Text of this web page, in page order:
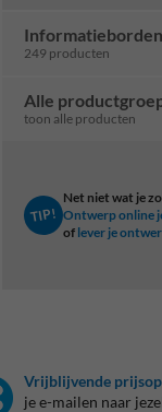
Informatieborden
249 producten
Alle
toon alle producten
TIP!
Net niet wat je
Ontwerp online
of lever je
Vrijblijvende
je e-mailen naar